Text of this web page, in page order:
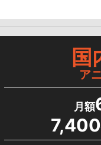
国
ア
月額
7,400